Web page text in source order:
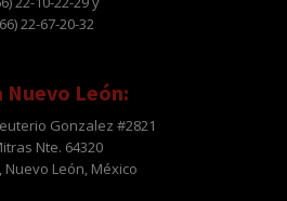
22-67-20-32
Nuevo León:
Gonzalez #2821
Nte. 64320
León, México